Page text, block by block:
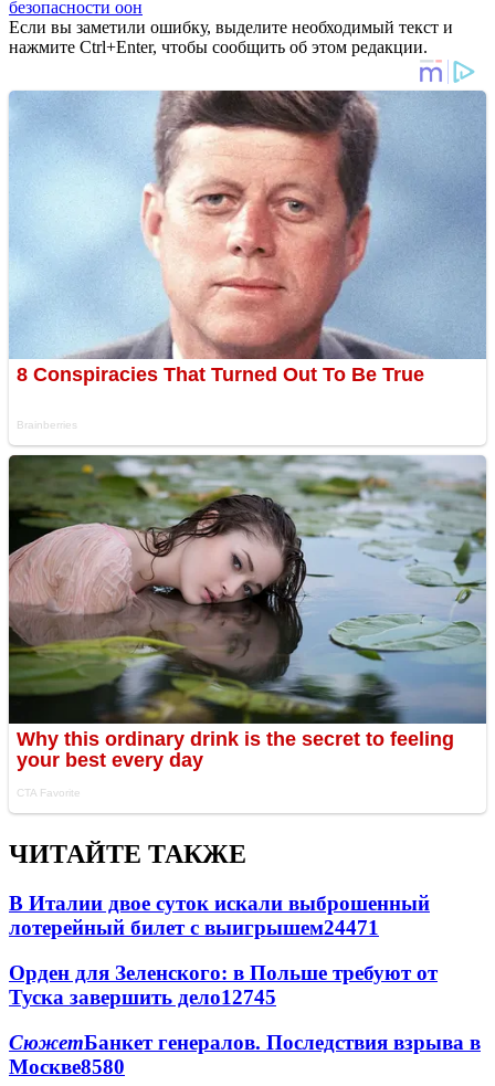
безопасности оон
Если вы заметили ошибку, выделите необходимый текст и
нажмите Ctrl+Enter, чтобы сообщить об этом редакции.
ЧИТАЙТЕ ТАКЖЕ
В Италии двое суток искали выброшенный
лотерейный билет с выигрышем24471
Орден для Зеленского: в Польше требуют от
Туска завершить дело12745
СюжетБанкет генералов. Последствия взрыва в
Москве8580